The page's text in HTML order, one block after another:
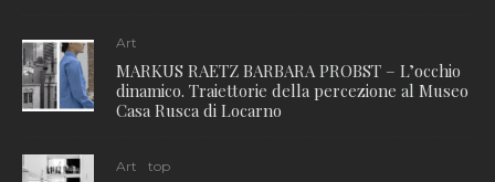
Art
MARKUS RAETZ BARBARA PROBST – L’occhio
dinamico. Traiettorie della percezione al Museo
Casa Rusca di Locarno
Art top